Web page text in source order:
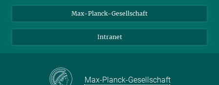
Schulen
Studierende
YouTube
Max-Planck-Gesellschaft
Intranet
Max-Planck-Gesellschaft